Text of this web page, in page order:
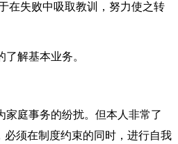
在失败中吸取教训，努力使之转
解基本业务。
庭事务的纷扰。但本人非常了
须在制度约束的同时，进行自我